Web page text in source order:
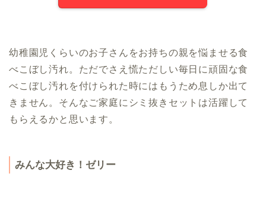
幼稚園児くらいのお子さんをお持ちの親を悩ませる食
べこぼし汚れ。ただでさえ慌ただしい毎日に頑固な食
べこぼし汚れを付けられた時にはもうため息しか出て
きません。そんなご家庭にシミ抜きセットは活躍して
もらえるかと思います。
みんな大好き！ゼリー